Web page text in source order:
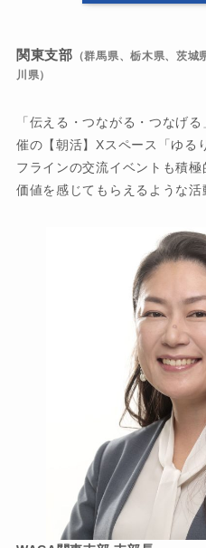
関東支部 （群馬県、栃木県、茨
川県）
「伝える・つながる・つなげ
催の【朝活】Xスペース「ゆる
フラインの交流イベントも積
価値を感じてもらえるような活